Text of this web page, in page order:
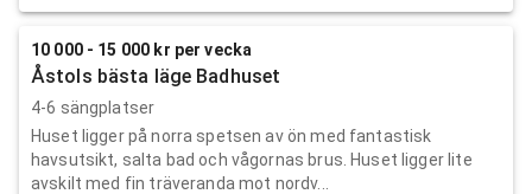
10 000 - 15 000 kr per vecka
Åstols bästa läge Badhuset
4-6 sängplatser
Huset ligger på norra spetsen av ön med fantastisk
havsutsikt, salta bad och vågornas brus. Huset ligger lite
avskilt med fin träveranda mot nordv...